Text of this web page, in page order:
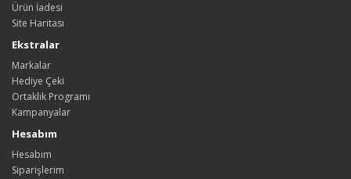
Ürün İadesi
Site Haritası
Ekstralar
Markalar
Hediye Çeki
Ortaklık Programı
Kampanyalar
Hesabım
Hesabım
Siparişlerim